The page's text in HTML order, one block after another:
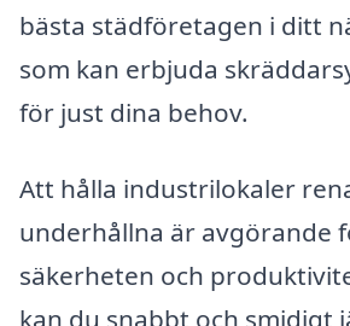
bästa städföretagen i ditt
som kan erbjuda
för just dina behov.
Att hålla industrilokaler
underhållna är avgörande
säkerheten och